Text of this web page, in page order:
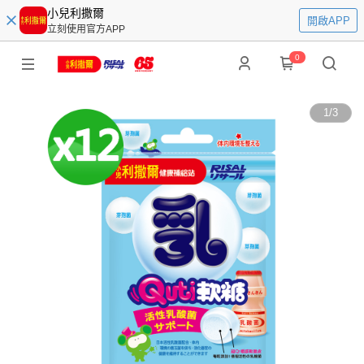
小兒利撒爾
立刻使用官方APP
開啟APP
0
1/3